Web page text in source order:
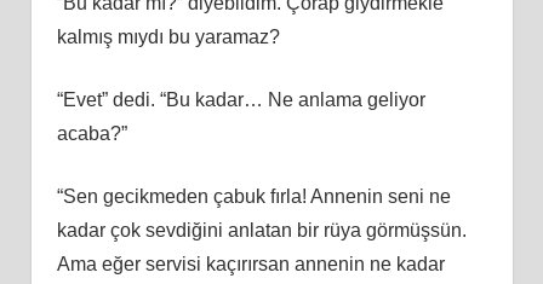
kalmış mıydı bu yaramaz?
“Evet” dedi. “Bu kadar… Ne anlama geliyor
acaba?”
“Sen gecikmeden çabuk fırla! Annenin seni ne
kadar çok sevdiğini anlatan bir rüya görmüşsün.
Ama eğer servisi kaçırırsan annenin ne kadar